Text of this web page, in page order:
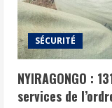
SÉCURITÉ
NYIRAGONGO :
services de